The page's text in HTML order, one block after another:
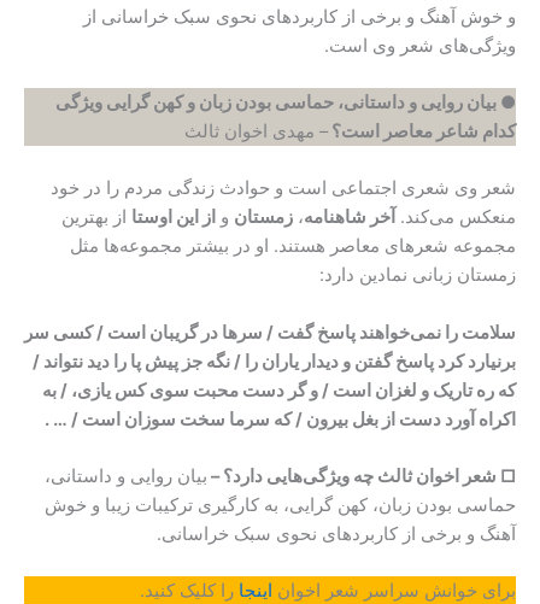
و خوش آهنگ و برخی از کاربردهای نحوی سبک خراسانی از
ویژگی‌های شعر وی است.
● بیان روایی و داستانی، حماسی بودن زبان و کهن گرایی ویژگی
کدام شاعر معاصر است؟ – مهدی اخوان ثالث
شعر وی شعری اجتماعی است و حوادث زندگی مردم را در خود
منعکس می‌کند. آخر شاهنامه، زمستان و از این اوستا از بهترین
مجموعه شعرهای معاصر هستند. او در بیشتر مجموعه‌ها مثل
زمستان زبانی نمادین دارد:
سلامت را نمی‌خواهند پاسخ گفت / سرها در گریبان است / کسی سر
برنیارد کرد پاسخ گفتن و دیدار یاران را / نگه جز پیش پا را دید نتواند /
که ره تاریک و لغزان است / و گر دست محبت سوی کس یازی، / به
اکراه آورد دست از بغل بیرون / که سرما سخت سوزان است / … .
□ شعر اخوان ثالث چه ویژگی‌هایی دارد؟‌ – بیان روایی و داستانی،
حماسی بودن زبان، کهن گرایی، به کارگیری ترکیبات زیبا و خوش
آهنگ و برخی از کاربردهای نحوی سبک خراسانی.
برای خوانش سراسر شعر اخوان اینجا را کلیک کنید.